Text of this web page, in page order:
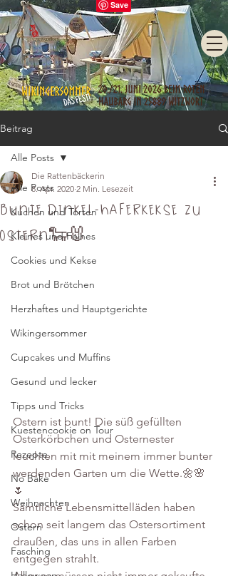
Beitrag
Alle Posts
Kuchen und Torten
Kleines und Feines
Cookies und Kekse
Brot und Brötchen
Herzhaftes und Hauptgerichte
Wikingersommer
Cupcakes und Muffins
Gesund und lecker
Tipps und Tricks
Kuestencookie on Tour
Rezepte
No Bake
Weihnachten
Ostern
Fasching
Alle Posts
Bunte Dinkel-Haferkekse zu
Ostern🐑🐰
Die Rattenbäckerin
8. Apr. 2020 2 Min. Lesezeit
Ostern ist bunt! Die süß gefüllten
Osterkörbchen und Osternester
leuchten mit mit meinem immer bunter
werdenden Garten um die Wette.🌼🌸
🌷
Sämtliche Lebensmittelläden haben
schon seit langem das Ostersortiment
draußen, das uns in allen Farben
entgegen strahlt.